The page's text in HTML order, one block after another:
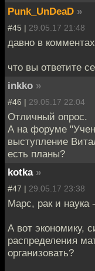
Punk_UnDeaD »
#45 | 29.05.17 21:48
давно в
что вы ответите
inkko »
#46 | 29.05.17 22:04
Отличный опрос.
А на форуме
выступление
есть планы?
kotka »
#47 | 29.05.17 23:38
Марс, рак и наука
А вот экономику,
распределения
организовать?